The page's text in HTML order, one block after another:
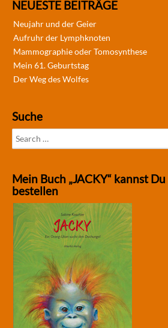
NEUESTE BEITRÄGE
Neujahr und der Geier
Aufruhr der Lymphknoten
Mammographie oder Tomosynthese
Mein 61. Geburtstag
Der Weg des Wolfes
Suche
Search
for:
Mein Buch „JACKY“ kannst
bestellen